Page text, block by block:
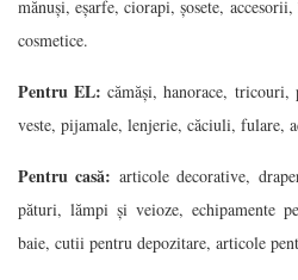
mănuși, eșarfe, ciorapi, șosete,
cosmetice.
Pentru EL: cămăși, hanorace,
veste, pijamale, lenjerie, căciuli, fulare,
Pentru casă: articole decorative,
pături, lămpi și veioze, echipamente
baie, cutii pentru depozitare, articole